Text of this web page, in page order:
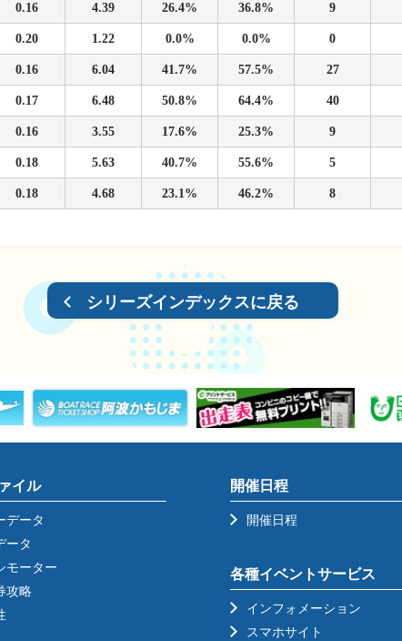
0.16 4.39 26.4% 36.8% 9
0.20 1.22 0.0% 0.0% 0
0.16 6.04 41.7% 57.5% 27
0.17 6.48 50.8% 64.4% 40
0.16 3.55 17.6% 25.3% 9
0.18 5.63 40.7% 55.6% 5
0.18 4.68 23.1% 46.2% 8
シリーズインデックスに戻る
イル
データ
ータ
モーター
攻略
開催日程
開催日程
各種イベントサービス
インフォメーション
スマホサイト